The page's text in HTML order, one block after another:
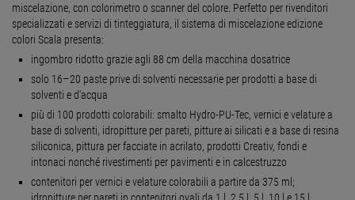
miscelazione, con colorimetro o scanner del colore. Perfetto per rivenditori
specializzati e servizi di tinteggiatura, il sistema di miscelazione edizione
colori Scala presenta:
ingombro ridotto grazie agli 88 cm della macchina dosatrice
solo 16–20 paste prive di solventi necessarie per prodotti a base di
solventi e d'acqua
più di 100 prodotti colorabili: smalto Hydro-PU-Tec, vernici e velature a
base di solventi, idropitture per pareti, pitture ai silicati e a base di resina
siliconica, pittura per facciate in acrilato, prodotti Creativ, fondi e
intonaci nonché rivestimenti per pavimenti e in calcestruzzo
contenitori per vernici e velature colorabili a partire da 375 ml;